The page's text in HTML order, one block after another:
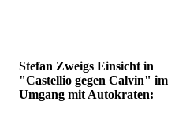
Stefan Zweigs Einsicht in
"Castellio gegen Calvin" im
Umgang mit Autokraten: